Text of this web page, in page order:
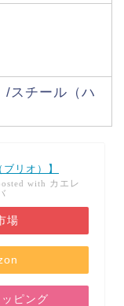
/スチール（ハ
リオ）】
with カエレ
場
ピング